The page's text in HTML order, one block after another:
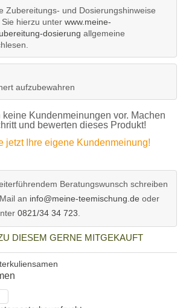
Zubereitungs- und Dosierungshinweise
hierzu unter www.meine-
dosierung allgemeine
aufzubewahren
keine Kundenmeinungen vor. Machen
und bewerten dieses Produkt!
jetzt Ihre eigene Kundenmeinung!
Beratungswunsch schreiben
an info@meine-teemischung.de oder
0821/34 34 723.
DIESEM GERNE MITGEKAUFT